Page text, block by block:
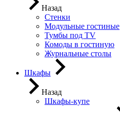
Назад
Стенки
Модульные гостиные
Тумбы под ТV
Комоды в гостиную
Журнальные столы
Шкафы
Назад
Шкафы-купе